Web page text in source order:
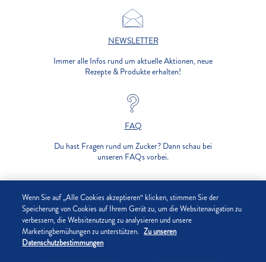
NEWSLETTER
Immer alle Infos rund um aktuelle Aktionen, neue
Rezepte & Produkte erhalten!
FAQ
Du hast Fragen rund um Zucker? Dann schau bei
unseren FAQs vorbei.
UNTERNEHMEN
DATENSCHUTZ
Wenn Sie auf „Alle Cookies akzeptieren“ klicken, stimmen Sie der
Speicherung von Cookies auf Ihrem Gerät zu, um die Websitenavigation zu
verbessern, die Websitenutzung zu analysieren und unsere
Marketingbemühungen zu unterstützen. Zu unseren
Datenschutzbestimmungen